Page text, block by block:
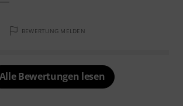
BEWERTUNG MELDEN
Alle Bewertungen lesen